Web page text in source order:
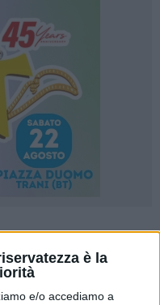
è la
e/o accediamo a
alla scuola "don